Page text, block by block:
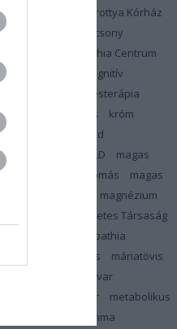
Kanizsai Dorottya Kórház
orvossal
karácsony
Kelet-pesti Neuropathia Centrum
klór
kognitív
kognitív viselkedésterápia
kolin koronavírus
króm
állóképesség
lipid
MAFLD
magas
magas vérnyomás
magas
magnézium
Magyar Diabetes Társaság
makulopathia
március
máriatövis
memóriazavar
merevedési zavar
metabolikus
Milgamma